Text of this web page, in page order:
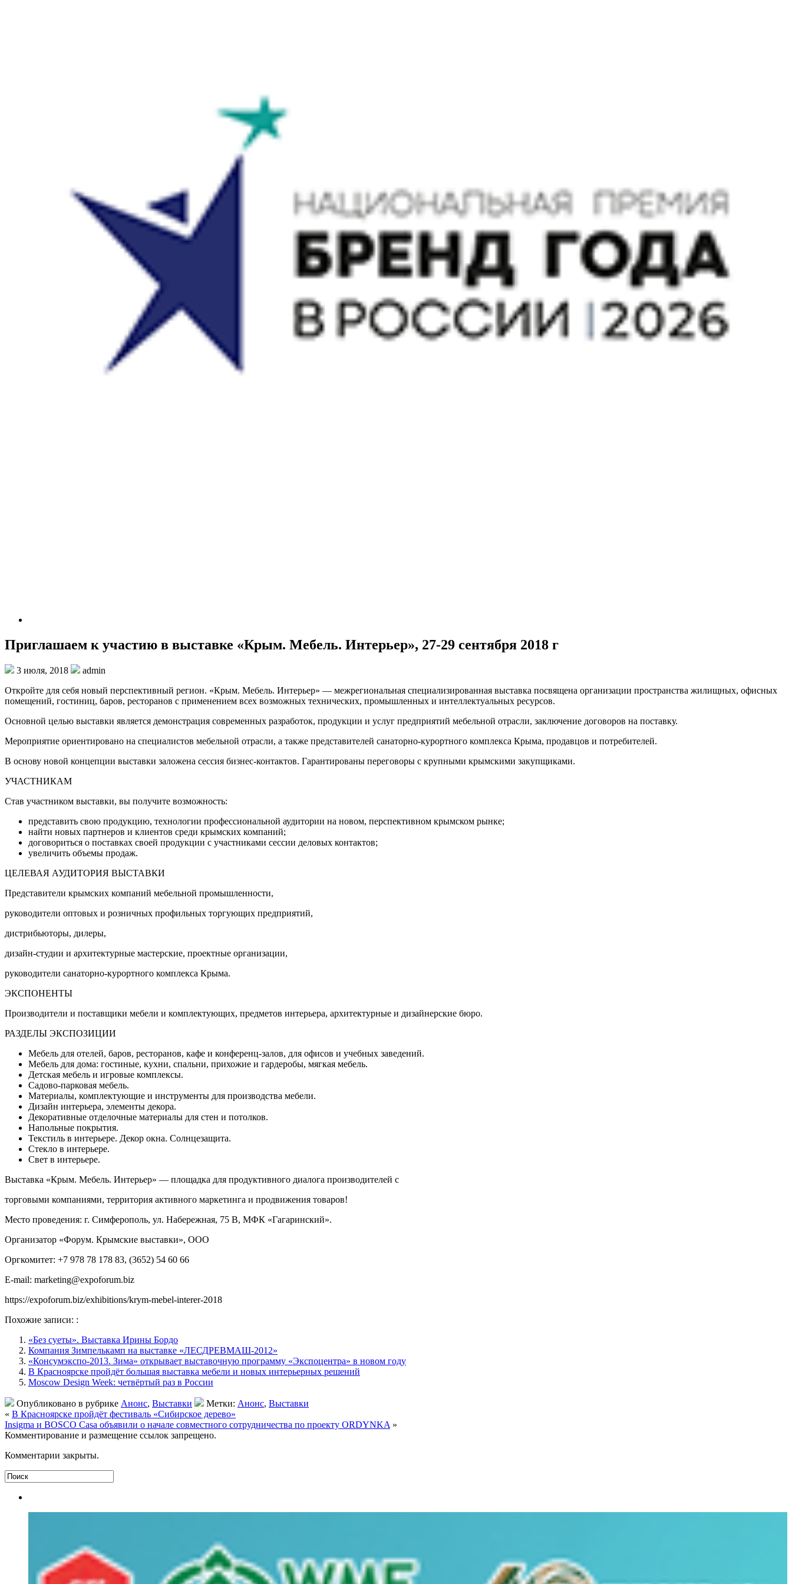
Приглашаем к участию в выставке «Крым. Мебель. Интерьер», 27-29 сентября 2018 г
3 июля, 2018
admin
Откройте для себя новый перспективный регион. «Крым. Мебель. Интерьер» — межрегиональная специализированная выставка посвящена организации пространства жилищных, офисных
помещений, гостиниц, баров, ресторанов с применением всех возможных технических, промышленных и интеллектуальных ресурсов.
Основной целью выставки является демонстрация современных разработок, продукции и услуг предприятий мебельной отрасли, заключение договоров на поставку.
Мероприятие ориентировано на специалистов мебельной отрасли, а также представителей санаторно-курортного комплекса Крыма, продавцов и потребителей.
В основу новой концепции выставки заложена сессия бизнес-контактов. Гарантированы переговоры с крупными крымскими закупщиками.
УЧАСТНИКАМ
Став участником выставки, вы получите возможность:
представить свою продукцию, технологии профессиональной аудитории на новом, перспективном крымском рынке;
найти новых партнеров и клиентов среди крымских компаний;
договориться о поставках своей продукции с участниками сессии деловых контактов;
увеличить объемы продаж.
ЦЕЛЕВАЯ АУДИТОРИЯ ВЫСТАВКИ
Представители крымских компаний мебельной промышленности,
руководители оптовых и розничных профильных торгующих предприятий,
дистрибьюторы, дилеры,
дизайн-студии и архитектурные мастерские, проектные организации,
руководители санаторно-курортного комплекса Крыма.
ЭКСПОНЕНТЫ
Производители и поставщики мебели и комплектующих, предметов интерьера, архитектурные и дизайнерские бюро.
РАЗДЕЛЫ ЭКСПОЗИЦИИ
Мебель для отелей, баров, ресторанов, кафе и конференц-залов, для офисов и учебных заведений.
Мебель для дома: гостиные, кухни, спальни, прихожие и гардеробы, мягкая мебель.
Детская мебель и игровые комплексы.
Садово-парковая мебель.
Материалы, комплектующие и инструменты для производства мебели.
Дизайн интерьера, элементы декора.
Декоративные отделочные материалы для стен и потолков.
Напольные покрытия.
Текстиль в интерьере. Декор окна. Солнцезащита.
Стекло в интерьере.
Свет в интерьере.
Выставка «Крым. Мебель. Интерьер» — площадка для продуктивного диалога производителей с
торговыми компаниями, территория активного маркетинга и продвижения товаров!
Место проведения: г. Симферополь, ул. Набережная, 75 В, МФК «Гагаринский».
Организатор «Форум. Крымские выставки», ООО
Оргкомитет: +7 978 78 178 83, (3652) 54 60 66
E-mail: marketing@expoforum.biz
https://expoforum.biz/exhibitions/krym-mebel-interer-2018
Похожие записи: :
«Без суеты». Выставка Ирины Бордо
Компания Зимпелькамп на выставке «ЛЕСДРЕВМАШ-2012»
«Консумэкспо-2013. Зима» открывает выставочную программу «Экспоцентра» в новом году
В Красноярске пройдёт большая выставка мебели и новых интерьерных решений
Moscow Design Week: четвёртый раз в России
Опубликовано в рубрике Анонс, Выставки Метки: Анонс, Выставки
« В Красноярске пройдёт фестиваль «Сибирское дерево»
Insigma и BOSCO Casa объявили о начале совместного сотрудничества по проекту ORDYNKA»
Комментирование и размещение ссылок запрещено.
Комментарии закрыты.